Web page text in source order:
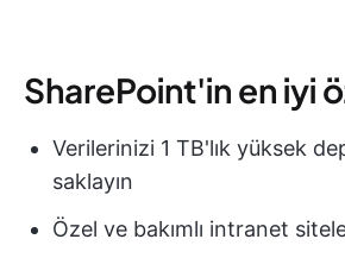
SharePoint'in en iyi
Verilerinizi 1 TB'lık yüksek
saklayın
Özel ve bakımlı intranet